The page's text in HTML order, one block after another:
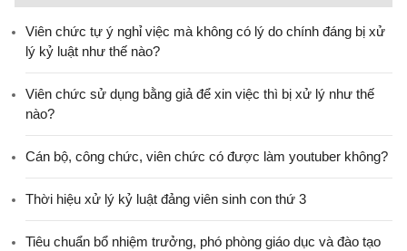
Viên chức tự ý nghỉ việc mà không có lý do chính đáng bị xử
lý kỷ luật như thế nào?
Viên chức sử dụng bằng giả để xin việc thì bị xử lý như thế
nào?
Cán bộ, công chức, viên chức có được làm youtuber không?
Thời hiệu xử lý kỷ luật đảng viên sinh con thứ 3
Tiêu chuẩn bổ nhiệm trưởng, phó phòng giáo dục và đào tạo